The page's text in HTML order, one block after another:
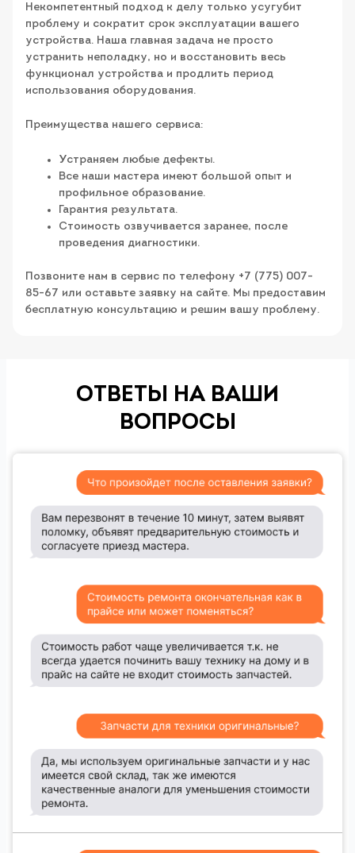
Некомпетентный подход к делу только усугубит
проблему и сократит срок эксплуатации вашего
устройства. Наша главная задача не просто
устранить неполадку, но и восстановить весь
функционал устройства и продлить период
использования оборудования.
Преимущества нашего сервиса:
Устраняем любые дефекты.
Все наши мастера имеют большой опыт и
профильное образование.
Гарантия результата.
Стоимость озвучивается заранее, после
проведения диагностики.
Позвоните нам в сервис по телефону +7 (775) 007-
85-67 или оставьте заявку на сайте. Мы предоставим
бесплатную консультацию и решим вашу проблему.
ОТВЕТЫ НА ВАШИ
ВОПРОСЫ